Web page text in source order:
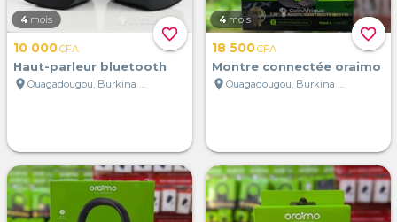
favorite_border
4 mois
10 000CFA
Haut-parleur bluetooth
location_on
Ouagadougou, Burkina Faso
favorite_border
4 mois
18 500CFA
Montre connectée oraimo
location_on
Ouagadougou, Burkina Faso